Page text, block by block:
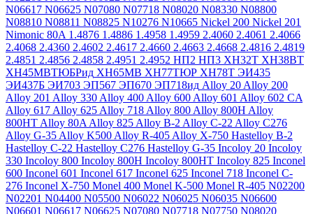
N06617 N06625 N07080 N07718 N08020 N08330 N08800
N08810 N08811 N08825 N10276 N10665 Nickel 200 Nickel 201
Nimonic 80A 1.4876 1.4886 1.4958 1.4959 2.4060 2.4061 2.4066
2.4068 2.4360 2.4602 2.4617 2.4660 2.4663 2.4668 2.4816 2.4819
2.4851 2.4856 2.4858 2.4951 2.4952 НП2 НП3 ХН32Т ХН38ВТ
ХН45МВТЮБРид ХН65МВ ХН77ТЮР ХН78Т ЭИ435
ЭИ437Б ЭИ703 ЭП567 ЭП670 ЭП718ид Alloy 20 Alloy 200
Alloy 201 Alloy 330 Alloy 400 Alloy 600 Alloy 601 Alloy 602 CA
Alloy 617 Alloy 625 Alloy 718 Alloy 800 Alloy 800H Alloy
800HT Alloy 80A Alloy 825 Alloy B-2 Alloy C-22 Alloy C276
Alloy G-35 Alloy K500 Alloy R-405 Alloy X-750 Hastelloy B-2
Hastelloy C-22 Hastelloy C276 Hastelloy G-35 Incoloy 20 Incoloy
330 Incoloy 800 Incoloy 800H Incoloy 800HT Incoloy 825 Inconel
600 Inconel 601 Inconel 617 Inconel 625 Inconel 718 Inconel C-
276 Inconel X-750 Monel 400 Monel K-500 Monel R-405 N02200
N02201 N04400 N05500 N06022 N06025 N06035 N06600
N06601 N06617 N06625 N07080 N07718 N07750 N08020